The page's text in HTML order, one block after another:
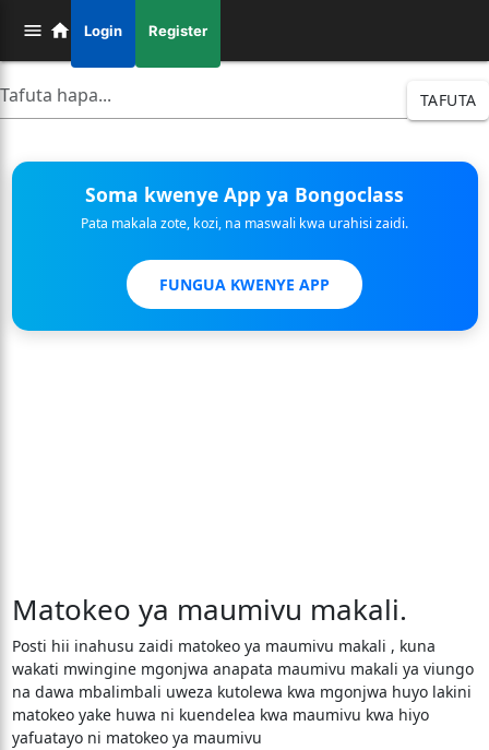
Login Register
TAFUTA
Soma kwenye App ya Bongoclass
Pata makala zote, kozi, na maswali kwa urahisi zaidi.
FUNGUA KWENYE APP
Matokeo ya maumivu makali.
Posti hii inahusu zaidi matokeo ya maumivu makali , kuna
wakati mwingine mgonjwa anapata maumivu makali ya viungo
na dawa mbalimbali uweza kutolewa kwa mgonjwa huyo lakini
matokeo yake huwa ni kuendelea kwa maumivu kwa hiyo
yafuatayo ni matokeo ya maumivu